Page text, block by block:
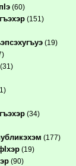
(60)
(151)
(19)
(31)
(34)
(177)
(19)
(90)